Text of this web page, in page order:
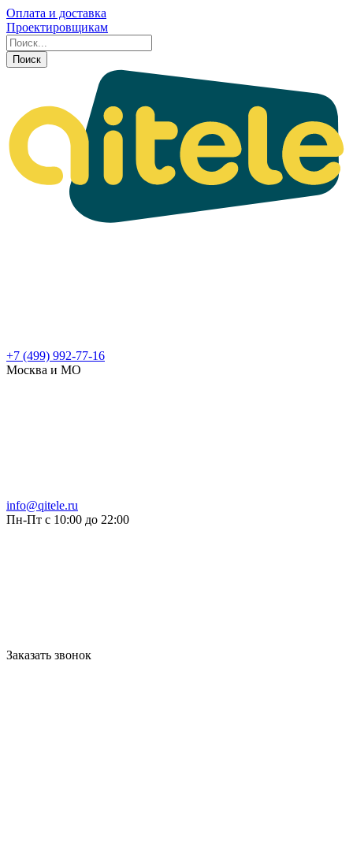
Оплата и доставка
Проектировщикам
Поиск
+7 (499) 992-77-16
Москва и МО
info@qitele.ru
Пн-Пт с 10:00 до 22:00
Заказать звонок